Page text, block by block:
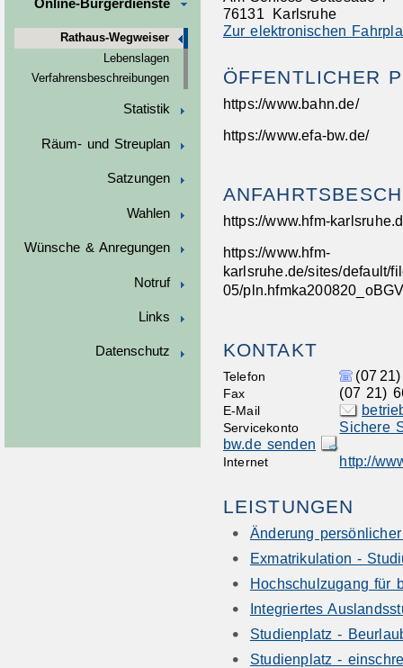
Online-Bürgerdienste
Rathaus-Wegweiser
Lebenslagen
Verfahrensbeschreibungen
Statistik
Räum- und Streuplan
Satzungen
Wahlen
Wünsche & Anregungen
Notruf
Links
Datenschutz
76131
Karlsruhe
Zur elektronischen
ÖFFENTLICHER
https://www.bahn.de/
https://www.efa-bw.de/
https://www.hfm-
https://www.hfm-
karlsruhe.de/sites/default/
05/
KONTAKT
Telefon (07
Fax (07 21)
E-Mail
Servicekonto
Sichere
bw.de senden
Internet http://
LEISTUNGEN
Änderung
Exmatrikulation -
Hochschulzugang für
Integriertes
Studienplatz -
Studienplatz -